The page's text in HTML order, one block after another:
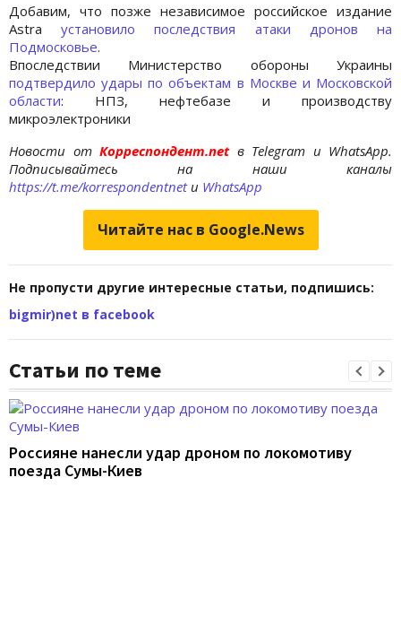
Добавим, что позже независимое российское издание
Astraустановило последствия атаки дронов на
Подмосковье.
Впоследствии Министерство обороны Украины
подтвердило удары по объектам в Москве и Московской
области: НПЗ, нефтебазе и производству
микроэлектроники
Новости отКорреспондент.net в Telegram и WhatsApp.
Подписывайтесь на наши каналы
https://t.me/korrespondentnetи WhatsApp
Читайте нас в Google.News
Не пропусти другие интересные статьи, подпишись:
bigmir)net в facebook
Статьи по теме
Россияне нанесли удар дроном по локомотиву
поезда Сумы-Киев